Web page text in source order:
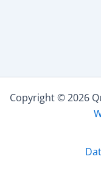
Copyright © 2026